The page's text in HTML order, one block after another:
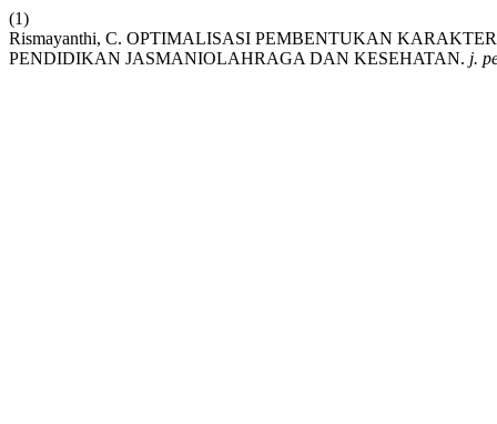
(1)
Rismayanthi, C. OPTIMALISASI PEMBENTUKAN
PENDIDIKAN JASMANIOLAHRAGA DAN KESEHATAN. j.